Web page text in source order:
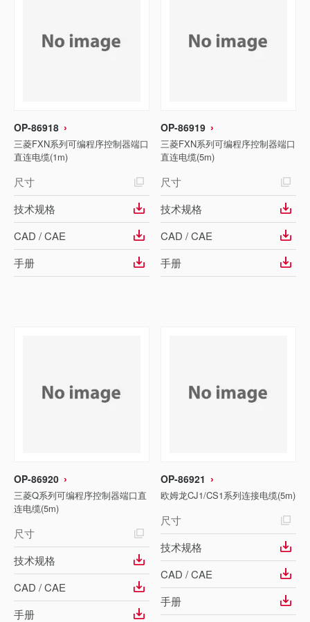
OP-86918
三菱FXN系列可编程序控制器端口
直连电缆(1m)
尺寸
技术规格
CAD / CAE
手册
OP-86919
三菱FXN系列可编程序控制器端口
直连电缆(5m)
尺寸
技术规格
CAD / CAE
手册
OP-86920
三菱Q系列可编程序控制器端口直
连电缆(5m)
尺寸
技术规格
CAD / CAE
手册
OP-86921
欧姆龙CJ1/CS1系列连接电缆(5m)
尺寸
技术规格
CAD / CAE
手册